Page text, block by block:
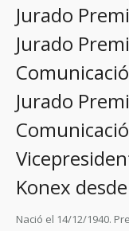
Jurado
Jurado
Jurado
Konex
Nació el 14/12/1940.